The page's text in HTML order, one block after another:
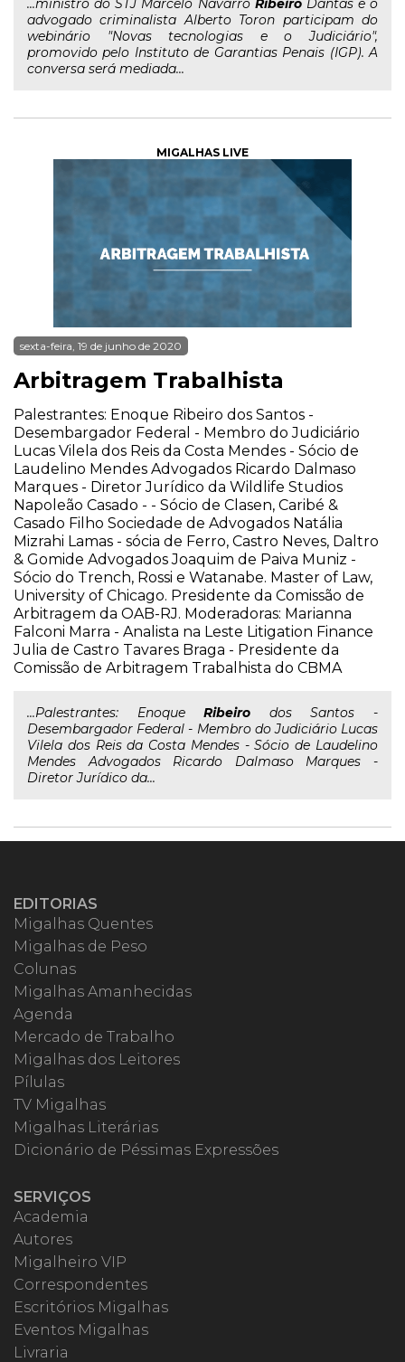
...ministro do STJ Marcelo Navarro RibeiroDantas e o
advogado criminalista Alberto Toron participam do
webinário "Novas tecnologias e o Judiciário",
promovido pelo Instituto de Garantias Penais (IGP). A
conversa será mediada...
MIGALHAS LIVE
sexta-feira, 19 de junho de 2020
Arbitragem Trabalhista
Palestrantes: Enoque Ribeiro dos Santos -
Desembargador Federal - Membro do Judiciário
Lucas Vilela dos Reis da Costa Mendes - Sócio de
Laudelino Mendes Advogados Ricardo Dalmaso
Marques - Diretor Jurídico da Wildlife Studios
Napoleão Casado - - Sócio de Clasen, Caribé &
Casado Filho Sociedade de Advogados Natália
Mizrahi Lamas - sócia de Ferro, Castro Neves, Daltro
& Gomide Advogados Joaquim de Paiva Muniz -
Sócio do Trench, Rossi e Watanabe. Master of Law,
University of Chicago. Presidente da Comissão de
Arbitragem da OAB-RJ. Moderadoras: Marianna
Falconi Marra - Analista na Leste Litigation Finance
Julia de Castro Tavares Braga - Presidente da
Comissão de Arbitragem Trabalhista do CBMA
...Palestrantes: EnoqueRibeiro dos Santos -
Desembargador Federal - Membro do Judiciário Lucas
Vilela dos Reis da Costa Mendes - Sócio de Laudelino
Mendes Advogados Ricardo Dalmaso Marques -
Diretor Jurídico da...
EDITORIAS
Migalhas Quentes
Migalhas de Peso
Colunas
Migalhas Amanhecidas
Agenda
Mercado de Trabalho
Migalhas dos Leitores
Pílulas
TV Migalhas
Migalhas Literárias
Dicionário de Péssimas Expressões
SERVIÇOS
Academia
Autores
Migalheiro VIP
Correspondentes
Escritórios Migalhas
Eventos Migalhas
Livraria